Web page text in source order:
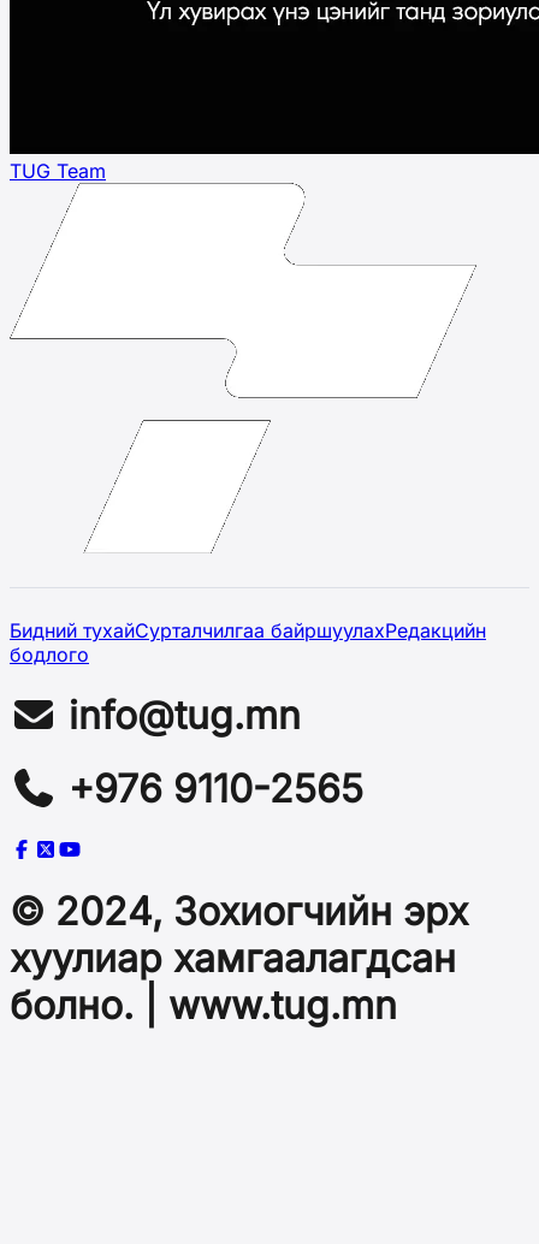
TUG Team
Бидний тухайСурталчилгаа байршуулахРедакцийн
бодлого
info@tug.mn
+976 9110-2565
© 2024, Зохиогчийн эрх
хуулиар хамгаалагдсан
болно. | www.tug.mn